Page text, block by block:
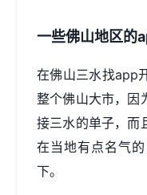
一些佛山地区的
在佛山三水找app
整个佛山大市，因
接三水的单子，而
在当地有点名气
下。